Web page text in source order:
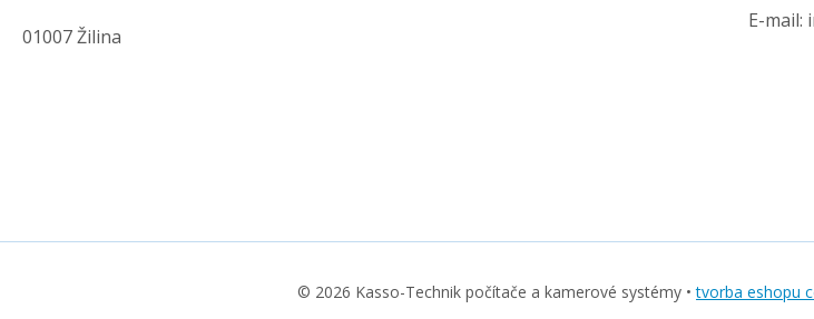
01007 Žilina
E-mail:
© 2026 Kasso-Technik počítače a kamerové systémy •tvorba eshopu